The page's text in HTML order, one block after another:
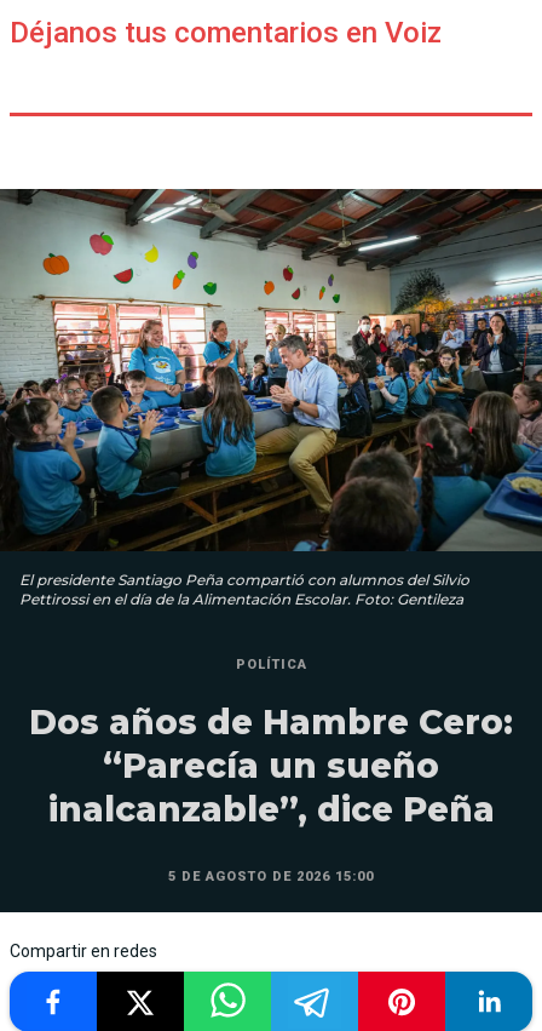
Déjanos tus comentarios en Voiz
El presidente Santiago Peña compartió con alumnos del Silvio
Pettirossi en el día de la Alimentación Escolar. Foto: Gentileza
POLÍTICA
Dos años de Hambre Cero:
“Parecía un sueño
inalcanzable”, dice Peña
5 DE AGOSTO DE 2026 15:00
Compartir en redes